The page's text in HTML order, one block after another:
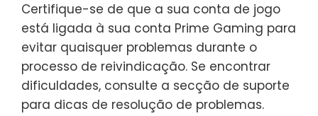
Certifique-se de que a sua conta de jogo
está ligada à sua conta Prime Gaming para
evitar quaisquer problemas durante o
processo de reivindicação. Se encontrar
dificuldades, consulte a secção de suporte
para dicas de resolução de problemas.